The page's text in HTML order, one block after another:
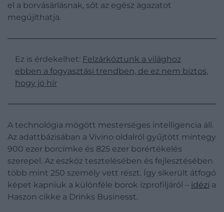
el a borvásárlásnak, sőt az egész ágazatot
megújíthatja.
Ez is érdekelhet: Felzárkóztunk a világhoz
ebben a fogyasztási trendben, de ez nem biztos,
hogy jó hír
A technológia mögött mesterséges intelligencia áll.
Az adattbázisában a Vivino oldalról gyűjtött mintegy
900 ezer borcímke és 825 ezer borértékelés
szerepel. Az eszköz tesztelésében és fejlesztésében
több mint 250 személy vett részt. Így sikerült átfogó
képet kapniuk a különféle borok ízprofiljáról – idézi a
Haszon cikke a Drinks Businesst.